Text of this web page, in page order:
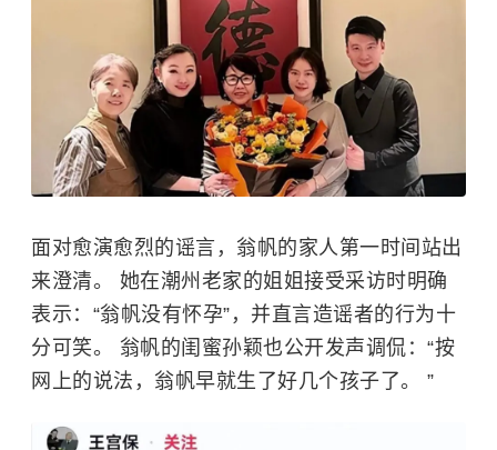
面对愈演愈烈的谣言，翁帆的家人第一时间站出
来澄清。 她在潮州老家的姐姐接受采访时明确
表示：“翁帆没有怀孕”，并直言造谣者的行为十
分可笑。 翁帆的闺蜜孙颖也公开发声调侃：“按
网上的说法，翁帆早就生了好几个孩子了。 ”